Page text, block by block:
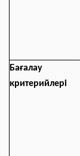
Бағалау
критерийлері